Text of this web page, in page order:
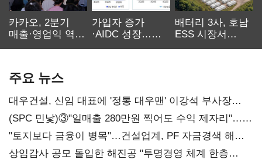
카카오, 2분기
매출·영업익 역대
가입자 증가
·AIDC 성장…
배터리 3사, 호남
ESS 시장서
주요 뉴스
대우건설, 신임 대표에 '정통 대우맨' 이강석 부사장
내정
(SPC 민낯)③"일매출 280만원 찍어도 수익 제자리"…
점주 울리는 '상시 할인'
"토지보다 금융이 병목"…건설업계, PF 자금경색 해소
목소리
상임감사 공모 돌입한 해진공 "투명경영 체계 한층